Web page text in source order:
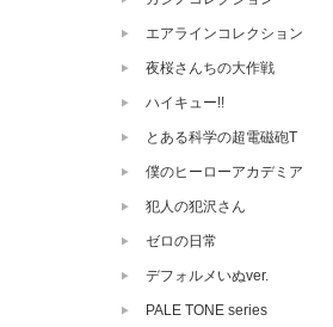
エアラインコレクション
夜桜さんちの大作戦
ハイキュー!!
とある科学の超電磁砲T
僕のヒーローアカデミア
犯人の犯沢さん
ゼロの日常
デフォルメいぬver.
PALE TONE series